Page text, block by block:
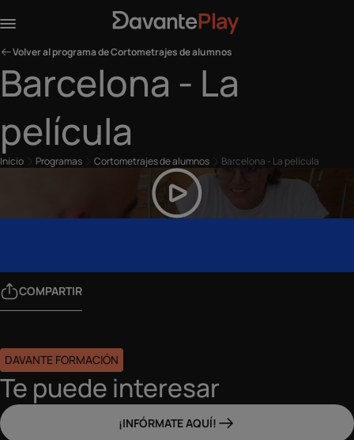
Volver al programa de Cortometrajes de alumnos
Barcelona - La
película
Inicio Programas Cortometrajes de alumnos Barcelona - La película
COMPARTIR
DAVANTE FORMACIÓN
Te puede interesar
¡INFÓRMATE AQUÍ!